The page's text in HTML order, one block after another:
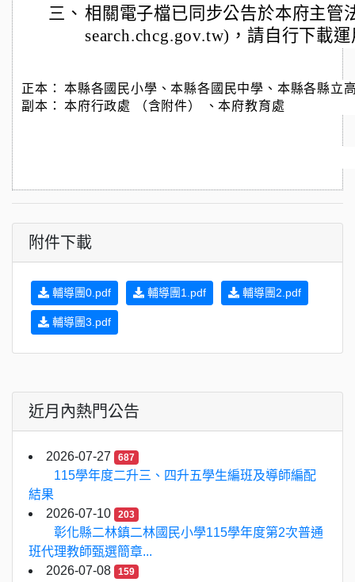
三、 相關電子檔已同步公告於本府主管
search.chcg.gov.tw)，請自行下載
正本： 本縣各國民小學、本縣各國民中學、本縣各縣立
副本： 本府行政處 （含附件） 、本府教育處
附件下載
輔導團0.pdf 輔導團1.pdf 輔導團2.pdf
輔導團3.pdf
近月內熱門公告
2026-07-27 687
115學年度二升三、四升五學生編班及導師編配
結果
2026-07-10
203
彰化縣二林鎮二林國民小學115學年度第2次普通
班代理教師甄選簡章...
2026-07-08
159